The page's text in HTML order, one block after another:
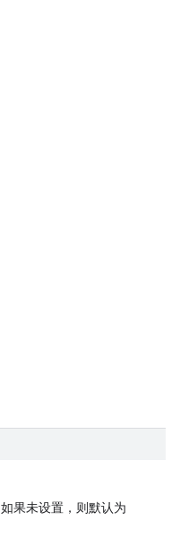
果未设置，则默认为